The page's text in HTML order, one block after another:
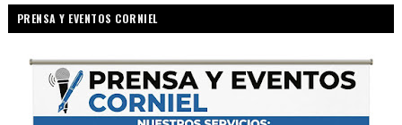
PRENSA Y EVENTOS CORNIEL